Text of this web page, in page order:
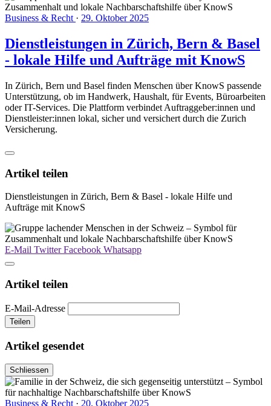
Business & Recht · 29. Oktober 2025
Dienstleistungen in Zürich, Bern & Basel
- lokale Hilfe und Aufträge mit KnowS
In Zürich, Bern und Basel finden Menschen über KnowS passende
Unterstützung, ob im Handwerk, Haushalt, für Events, Büroarbeiten
oder IT-Services. Die Plattform verbindet Auftraggeber:innen und
Dienstleister:innen lokal, sicher und versichert durch die Zurich
Versicherung.
Artikel teilen
Dienstleistungen in Zürich, Bern & Basel - lokale Hilfe und
Aufträge mit KnowS
E-Mail TwitterFacebook Whatsapp
Artikel teilen
E-Mail-Adresse
Teilen
Artikel gesendet
Schliessen
Business & Recht · 20. Oktober 2025